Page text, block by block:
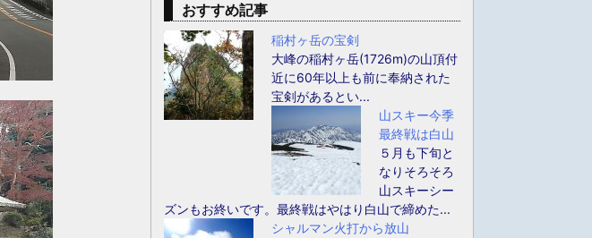
おすすめ記事
稲村ヶ岳の宝剣
大峰の稲村ヶ岳(1726m)の山頂付
近に60年以上も前に奉納された
宝剣があるとい...
山スキー今季
最終戦は白山
５月も下旬と
なりそろそろ
山スキーシー
ズンもお終いです。最終戦はやはり白山で締めた...
シャルマン火打から放山